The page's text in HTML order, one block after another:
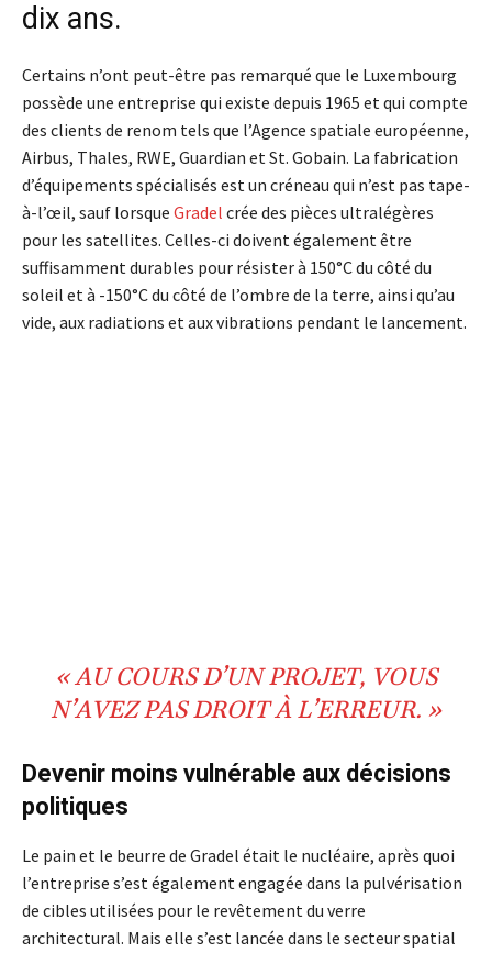
dix ans.
Certains n’ont peut-être pas remarqué que le Luxembourg
possède une entreprise qui existe depuis 1965 et qui compte
des clients de renom tels que l’Agence spatiale européenne,
Airbus, Thales, RWE, Guardian et St. Gobain. La fabrication
d’équipements spécialisés est un créneau qui n’est pas tape-
à-l’œil, sauf lorsque Gradel crée des pièces ultralégères
pour les satellites. Celles-ci doivent également être
suffisamment durables pour résister à 150°C du côté du
soleil et à -150°C du côté de l’ombre de la terre, ainsi qu’au
vide, aux radiations et aux vibrations pendant le lancement.
« AU COURS D’UNPROJET, VOUS
N’AVEZ PAS DROIT À L’ERREUR. »
Devenir moins vulnérable aux décisions
politiques
Le pain et le beurre de Gradel était le nucléaire, après quoi
l’entreprise s’est également engagée dans la pulvérisation
de cibles utilisées pour le revêtement du verre
architectural. Mais elle s’est lancée dans le secteur spatial